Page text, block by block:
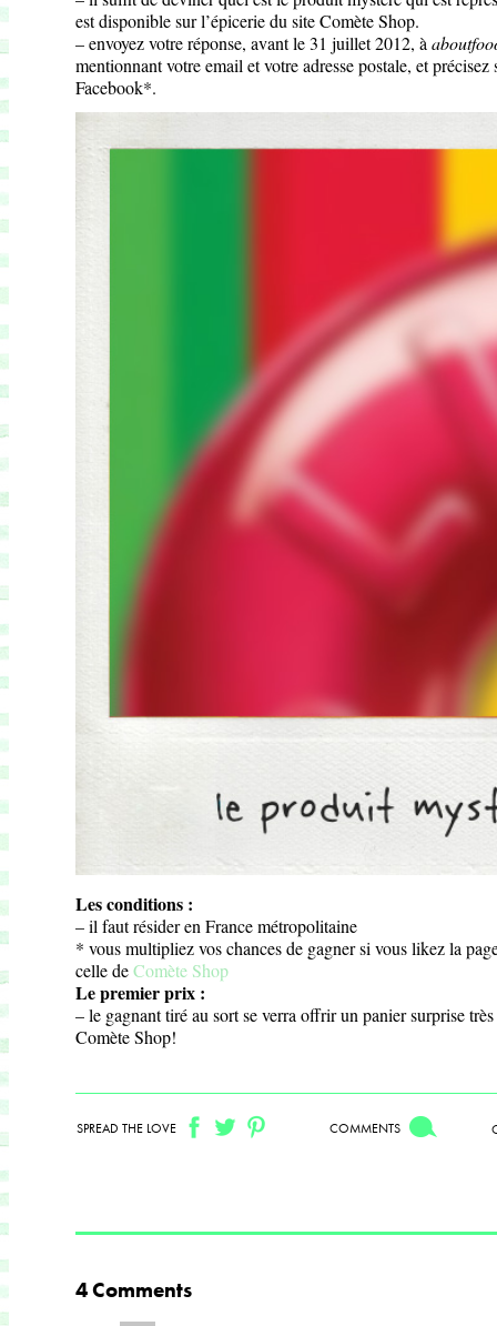
est disponible sur l’épicerie du site Comète Shop.
– envoyez votre réponse, avant le 31 juillet 2012, à
mentionnant votre email et votre adresse postale, et
Facebook*.
Les conditions :
– il faut résider en France métropolitaine
* vous multipliez vos chances de gagner si vous likez la
celle deComète Shop
Le premier prix :
– le gagnant tiré au sort se verra offrir un panier surprise
Comète Shop!
SPREAD THE LOVE COMMENTS
4 Comments